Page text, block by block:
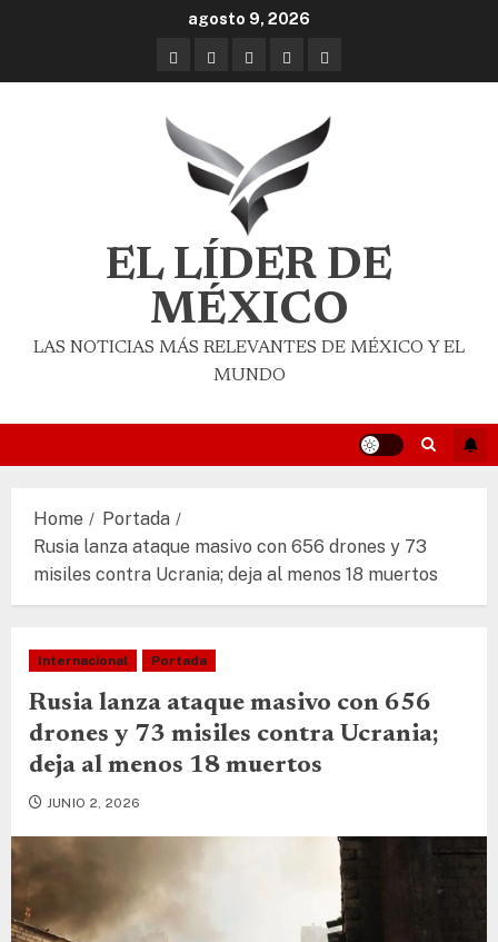
agosto 9, 2026
EL LÍDER DE
MÉXICO
LAS NOTICIAS MÁS RELEVANTES DE MÉXICO Y EL
MUNDO
Home
Portada
Rusia lanza ataque masivo con 656 drones y 73
misiles contra Ucrania; deja al menos 18 muertos
Internacional Portada
Rusia lanza ataque masivo con 656
drones y 73 misiles contra Ucrania;
deja al menos 18 muertos
JUNIO 2, 2026